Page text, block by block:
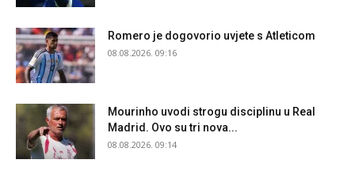
Romero je dogovorio uvjete s Atleticom
08.08.2026. 09:16
Mourinho uvodi strogu disciplinu u Real
Madrid. Ovo su tri nova...
08.08.2026. 09:14